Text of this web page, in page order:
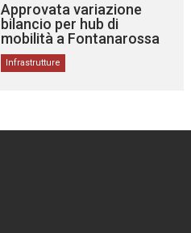
Approvata variazione
bilancio per hub di
mobilità a Fontanarossa
Infrastrutture